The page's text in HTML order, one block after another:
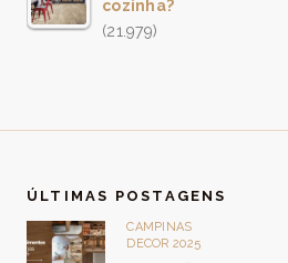
cozinha?
(21.979)
ÚLTIMAS POSTAGENS
CAMPINAS
DECOR 2025